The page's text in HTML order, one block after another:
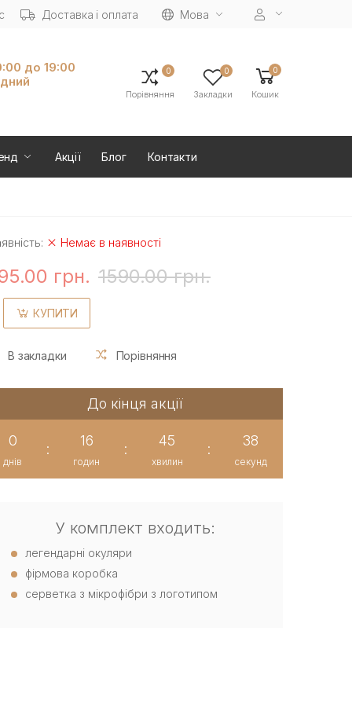
Доставка і оплата Мова
до 19:00
0
Порівняння
0
Закладки
0
Кошик
Акції Блог Контакти
Немає в наявності
грн. 1590.00 грн.
КУПИТИ
В закладки Порівняння
До кінця акції
0
днів
:
16
годин
:
45
хвилин
:
37
секунд
У комплект входить:
легендарні окуляри
фірмова коробка
серветка з мікрофібри з логотипом